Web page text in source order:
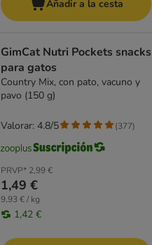
Añadir a la cesta
GimCat Nutri Pockets snacks
para gatos
Country Mix, con pato, vacuno y
pavo (150 g)
PRVP* 2,99 €
1,49 €
9,93 € / kg
1,42 €
Valorar: 4.8/5 (377)